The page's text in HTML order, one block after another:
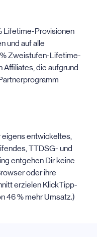
Lifetime-Provisionen
und auf alle
Zweistufen-Lifetime-
Affiliates, die aufgrund
eigens entwickeltes,
TTDSG- und
entgehen Dir keine
oder ihre
erzielen KlickTipp-
46 % mehr Umsatz.)